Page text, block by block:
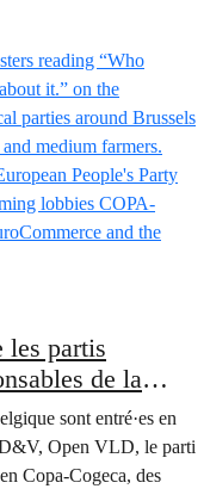
les partis
de la
sont entré·es en
Open VLD, le parti
Copa-Cogeca, des